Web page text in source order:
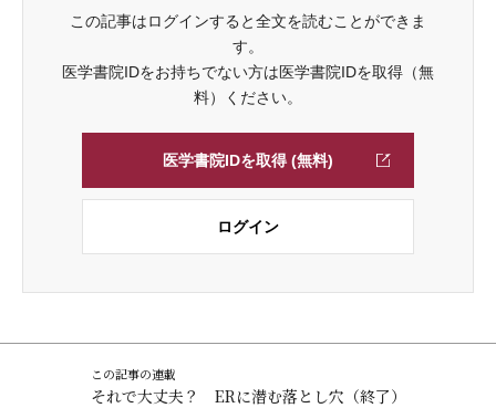
この記事はログインすると全文を読むことができま
す。
医学書院IDをお持ちでない方は医学書院IDを取得（無
料）ください。
医学書院IDを取得 (無料)
ログイン
この記事の連載
それで大丈夫？ ERに潜む落とし穴（終了）